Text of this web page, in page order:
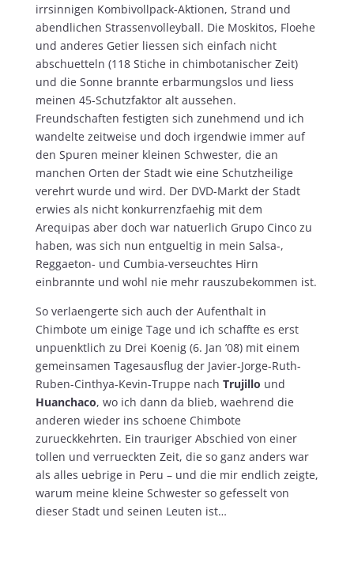
irrsinnigen Kombivollpack-Aktionen, Strand und
abendlichen Strassenvolleyball. Die Moskitos, Floehe
und anderes Getier liessen sich einfach nicht
abschuetteln (118 Stiche in chimbotanischer Zeit)
und die Sonne brannte erbarmungslos und liess
meinen 45-Schutzfaktor alt aussehen.
Freundschaften festigten sich zunehmend und ich
wandelte zeitweise und doch irgendwie immer auf
den Spuren meiner kleinen Schwester, die an
manchen Orten der Stadt wie eine Schutzheilige
verehrt wurde und wird. Der DVD-Markt der Stadt
erwies als nicht konkurrenzfaehig mit dem
Arequipas aber doch war natuerlich Grupo Cinco zu
haben, was sich nun entgueltig in mein Salsa-,
Reggaeton- und Cumbia-verseuchtes Hirn
einbrannte und wohl nie mehr rauszubekommen ist.
So verlaengerte sich auch der Aufenthalt in
Chimbote um einige Tage und ich schaffte es erst
unpuenktlich zu Drei Koenig (6. Jan ’08) mit einem
gemeinsamen Tagesausflug der Javier-Jorge-Ruth-
Ruben-Cinthya-Kevin-Truppe nach Trujillo und
Huanchaco, wo ich dann da blieb, waehrend die
anderen wieder ins schoene Chimbote
zurueckkehrten. Ein trauriger Abschied von einer
tollen und verrueckten Zeit, die so ganz anders war
als alles uebrige in Peru – und die mir endlich zeigte,
warum meine kleine Schwester so gefesselt von
dieser Stadt und seinen Leuten ist…